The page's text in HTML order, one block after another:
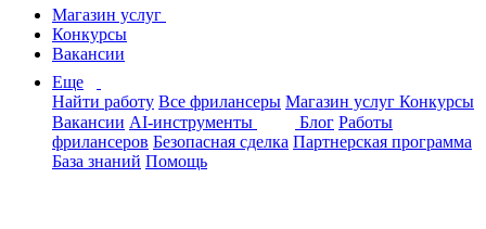
Магазин услуг
Конкурсы
Вакансии
Еще
Найти работу Все фрилансеры Магазин услуг Конкурсы
Вакансии AI-инструменты Блог Работы
фрилансеров Безопасная сделка Партнерская программа
База знаний Помощь